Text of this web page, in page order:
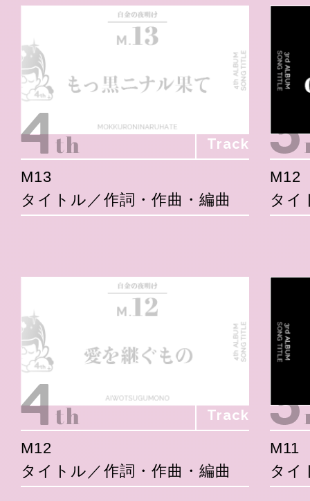
Track
M13
タイトル／作詞・作曲・編曲
M12
タイ
Track
M12
タイトル／作詞・作曲・編曲
M11
タイ